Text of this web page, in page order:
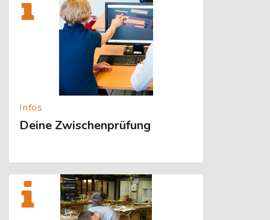
Deine Zwischenprüfung
[Cocoon] About (Text with Image) überspringen